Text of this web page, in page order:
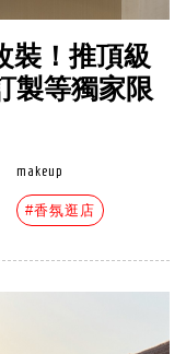
裝！推頂級
製等獨家限
makeup
#香氛逛店